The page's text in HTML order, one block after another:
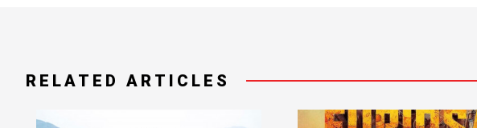
RELATED ARTICLES